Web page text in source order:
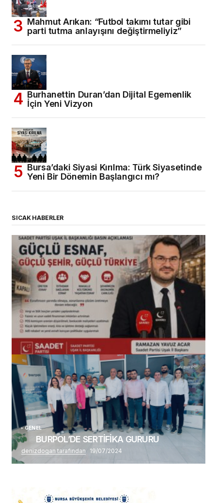
Mahmut Arıkan: “Futbol takımı tutar gibi
parti tutma anlayışını değiştirmeliyiz”
Burhanettin Duran’dan Dijital Egemenlik
İçin Yeni Vizyon
Bursa’daki Siyasi Kırılma: Türk Siyasetinde
Yeni Bir Dönemin Başlangıcı mı?
SICAK HABERLER
(başlıksız)
Alaattin Karahan tarafından 14/07/2026
GENEL
BURPOL’DE SERTİFİKA GURURU
denizdogan tarafından 19/07/2024